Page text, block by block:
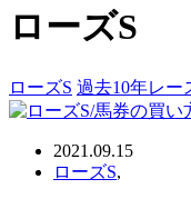
ローズS
ローズS 過去10年レー
2021.09.15
ローズS,